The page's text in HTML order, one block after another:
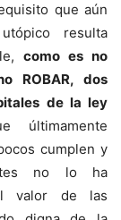
que aún
resulta
como es no
ROBAR, dos
de la ley
últimamente
cumplen y
no lo ha
valor de las